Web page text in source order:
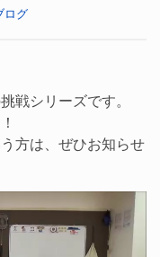
ログ
戦シリーズです。
方は、ぜひお知らせ